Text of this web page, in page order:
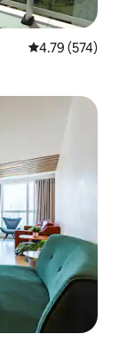
Meánrátáil
4.79 (574)